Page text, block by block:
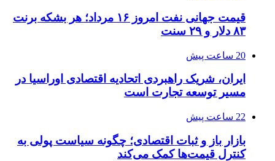
قیمت جهانی نفت امروز ۱۶ مرداد؛ هر بشکه برنت
۸۳ دلار و ۲۹ سنت
20 ساعت پیش
ایران، شریک راهبردی اتحادیه اقتصادی اوراسیا در
مسیر توسعه تجارت است
22 ساعت پیش
بازار باز و ثبات اقتصادی؛ چگونه سیاست پولی به
کنترل قیمت‌ها کمک می‌کند